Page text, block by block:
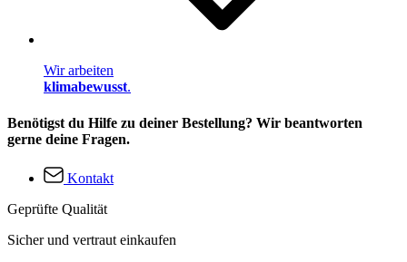
Wir arbeiten
klimabewusst.
Benötigst du Hilfe zu deiner Bestellung? Wir beantworten
gerne deine Fragen.
Kontakt
Geprüfte Qualität
Sicher und vertraut einkaufen